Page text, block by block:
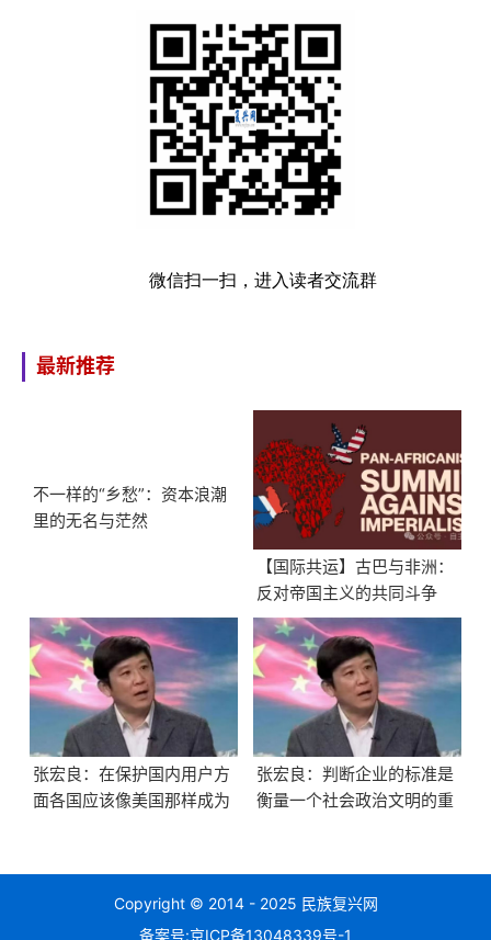
微信扫一扫，进入读者交流群
最新推荐
不一样的“乡愁”：资本浪潮
里的无名与茫然
【国际共运】古巴与非洲：
反对帝国主义的共同斗争
张宏良：在保护国内用户方
面各国应该像美国那样成为
张宏良：判断企业的标准是
衡量一个社会政治文明的重
Copyright © 2014 - 2025 民族复兴网
备案号:京ICP备13048339号-1